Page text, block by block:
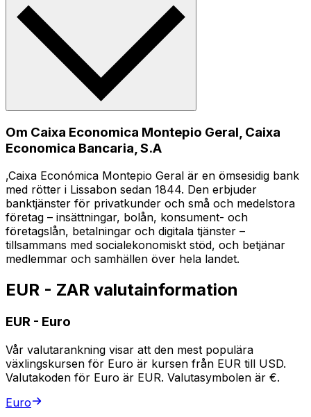
Om Caixa Economica Montepio Geral, Caixa
Economica Bancaria, S.A
,Caixa Económica Montepio Geral är en ömsesidig bank
med rötter i Lissabon sedan 1844. Den erbjuder
banktjänster för privatkunder och små och medelstora
företag – insättningar, bolån, konsument- och
företagslån, betalningar och digitala tjänster –
tillsammans med socialekonomiskt stöd, och betjänar
medlemmar och samhällen över hela landet.
EUR - ZAR valutainformation
EUR - Euro
Vår valutarankning visar att den mest populära
växlingskursen för Euro är kursen från EUR till USD.
Valutakoden för Euro är EUR. Valutasymbolen är €.
Euro